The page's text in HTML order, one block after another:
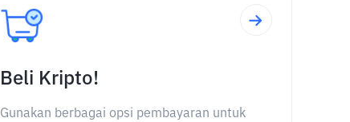
Beli Kripto!
Gunakan berbagai opsi pembayaran untuk